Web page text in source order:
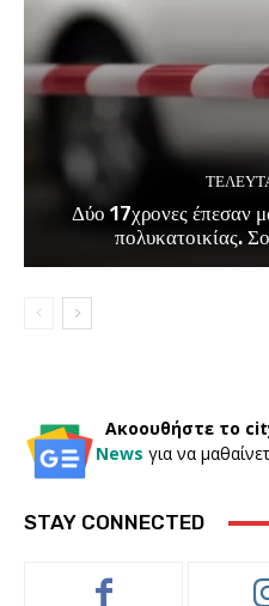
Δύο 17χρονες έπεσαν
πολυκατοικίας.
Ακοουθήστε το
News για να
STAY CONNECTED